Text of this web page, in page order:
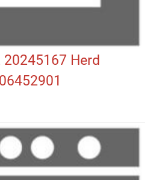
20245167 Herd